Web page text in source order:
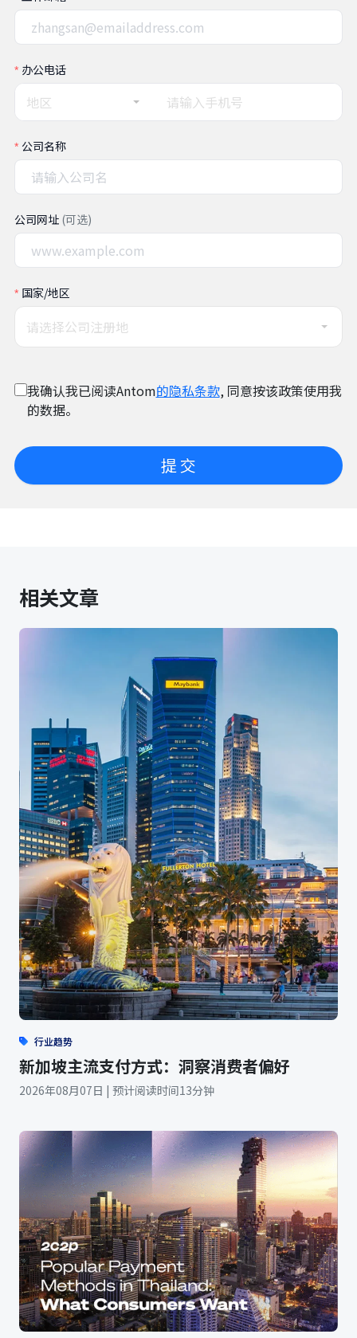
办公电话
地区
公司名称
公司网址 (可选)
国家/地区
请选择公司注册地
我确认我已阅读Antom的隐私条款, 同意按该政策使用我
的数据。
提 交
相关文章
行业趋势
新加坡主流支付方式：洞察消费者偏好
2026年08月07日 | 预计阅读时间13分钟